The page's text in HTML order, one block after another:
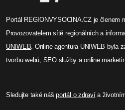
Portál REGIONVYSOCINA.CZ je členem
Provozovatelem sítě regionálních a
UNIWEB . Online agentura UNIWEB byla
tvorbu webů, SEO služby a online
Sledujte také nášportál o zdravía